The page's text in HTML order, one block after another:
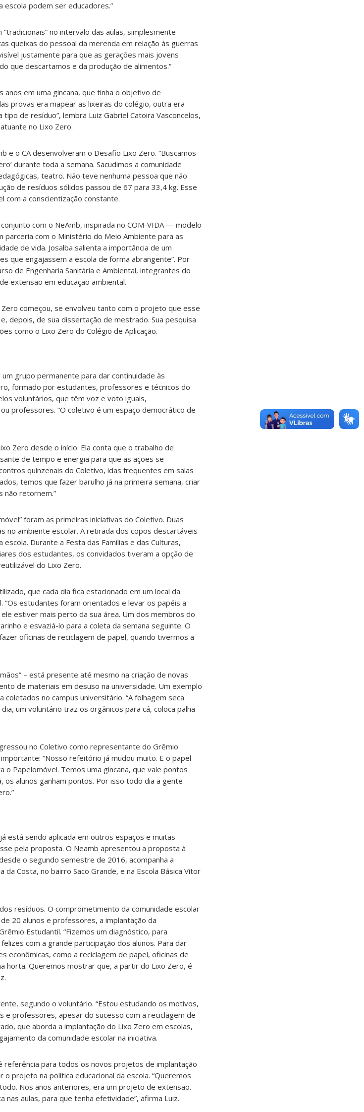
podem ser educadores.”
no intervalo das aulas, simplesmente
queixas do pessoal da merenda em relação às guerras
justamente para que as gerações mais jovens
que descartamos e da produção de alimentos.”
em uma gincana, que tinha o objetivo de
provas era mapear as lixeiras do colégio, outra era
de resíduo”, lembra Luiz Gabriel Catoira Vasconcelos,
no Lixo Zero.
e o CA desenvolveram o Desafio Lixo Zero. “Buscamos
durante toda a semana. Sacudimos a comunidade
teatro. Não teve nenhuma pessoa que não
de resíduos sólidos passou de 67 para 33,4 kg. Esse
com a conscientização constante.
com o NeAmb, inspirada no COM-VIDA — modelo
com o Ministério do Meio Ambiente para as
de vida. Josalba salienta a importância de um
que engajassem a escola de forma abrangente”. Por
de Engenharia Sanitária e Ambiental, integrantes do
extensão em educação ambiental.
começou, se envolveu tanto com o projeto que esse
depois, de sua dissertação de mestrado. Sua pesquisa
como o Lixo Zero do Colégio de Aplicação.
grupo permanente para dar continuidade às
formado por estudantes, professores e técnicos do
voluntários, que têm voz e voto iguais,
professores. “O coletivo é um espaço democrático de
Zero desde o início. Ela conta que o trabalho de
de tempo e energia para que as ações se
quinzenais do Coletivo, idas frequentes em salas
temos que fazer barulho já na primeira semana, criar
não retornem.”
foram as primeiras iniciativas do Coletivo. Duas
no ambiente escolar. A retirada dos copos descartáveis
Durante a Festa das Famílias e das Culturas,
dos estudantes, os convidados tiveram a opção de
do Lixo Zero.
que cada dia fica estacionado em um local da
“Os estudantes foram orientados e levar os papéis a
estiver mais perto da sua área. Um dos membros do
e esvaziá-lo para a coleta da semana seguinte. O
oficinas de reciclagem de papel, quando tivermos a
– está presente até mesmo na criação de novas
de materiais em desuso na universidade. Um exemplo
no campus universitário. “A folhagem seca
um voluntário traz os orgânicos para cá, coloca palha
no Coletivo como representante do Grêmio
“Nosso refeitório já mudou muito. E o papel
o Papelomóvel. Temos uma gincana, que vale pontos
os alunos ganham pontos. Por isso todo dia a gente
está sendo aplicada em outros espaços e muitas
pela proposta. O Neamb apresentou a proposta à
o segundo semestre de 2016, acompanha a
Costa, no bairro Saco Grande, e na Escola Básica Vitor
resíduos. O comprometimento da comunidade escolar
20 alunos e professores, a implantação da
Estudantil. “Fizemos um diagnóstico, para
com a grande participação dos alunos. Para dar
econômicas, como a reciclagem de papel, oficinas de
horta. Queremos mostrar que, a partir do Lixo Zero, é
segundo o voluntário. “Estou estudando os motivos,
professores, apesar do sucesso com a reciclagem de
que aborda a implantação do Lixo Zero em escolas,
da comunidade escolar na iniciativa.
referência para todos os novos projetos de implantação
projeto na política educacional da escola. “Queremos
Nos anos anteriores, era um projeto de extensão.
aulas, para que tenha efetividade”, afirma Luiz.